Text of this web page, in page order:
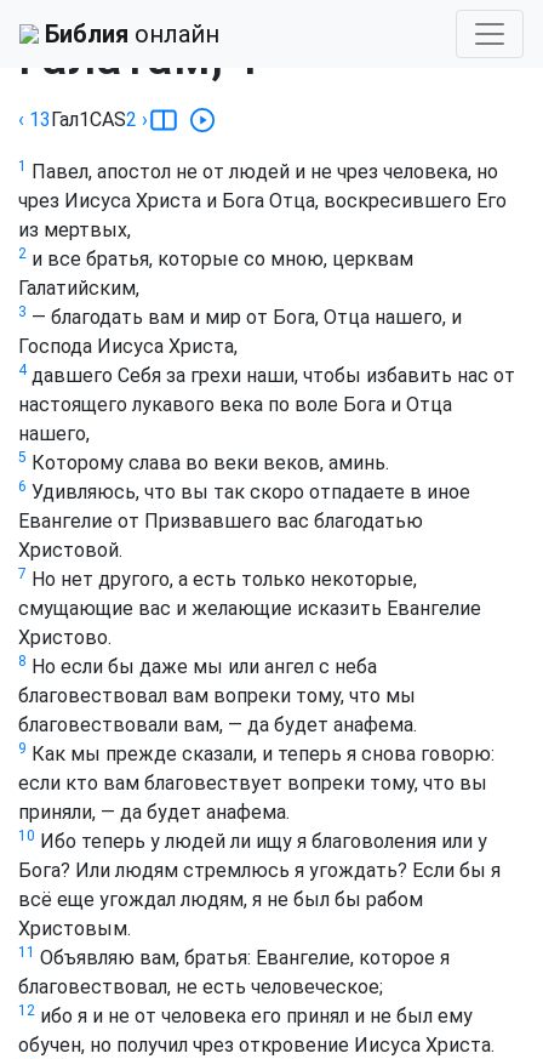
Библия онлайн
Галатам, 1
‹ 13Гал1CAS2 ›
1 Павел, апостол не от людей и не чрез человека, но
чрез Иисуса Христа и Бога Отца, воскресившего Его
из мертвых,
2 и все братья, которые со мною, церквам
Галатийским,
3 — благодать вам и мир от Бога, Отца нашего, и
Господа Иисуса Христа,
4давшего Себя за грехи наши, чтобы избавить нас от
настоящего лукавого века по воле Бога и Отца
нашего,
5 Которому слава во веки веков, аминь.
6 Удивляюсь, что вы так скоро отпадаете в иное
Евангелие от Призвавшего вас благодатью
Христовой.
7 Но нет другого, а есть только некоторые,
смущающие вас и желающие исказить Евангелие
Христово.
8 Но если бы даже мы или ангел с неба
благовествовал вам вопреки тому, что мы
благовествовали вам, — да будет анафема.
9 Как мы прежде сказали, и теперь я снова говорю:
если кто вам благовествует вопреки тому, что вы
приняли, — да будет анафема.
10 Ибо теперь у людей ли ищу я благоволения или у
Бога? Или людям стремлюсь я угождать? Если бы я
всё еще угождал людям, я не был бы рабом
Христовым.
11 Объявляю вам, братья: Евангелие, которое я
благовествовал, не есть человеческое;
12 ибо я и не от человека его принял и не был ему
обучен, но получил чрез откровение Иисуса Христа.